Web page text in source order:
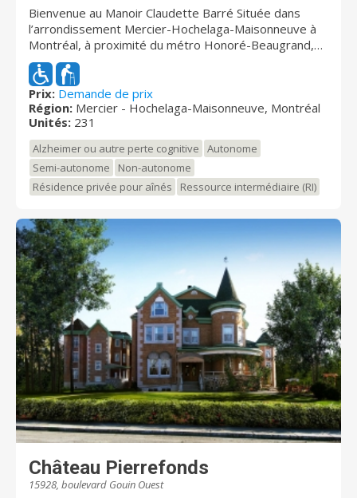
Bienvenue au Manoir Claudette Barré Située dans
l’arrondissement Mercier-Hochelaga-Maisonneuve à
Montréal, à proximité du métro Honoré-Beaugrand,
notre résidence pour ainés est le lieu idéal où vivre
votre retraite en toute tranquillité d’esprit. Au cœur de
nos priorités : votre bien-être, votre santé et votre
sécurité! Le Manoir Claudette Barré offre un chez-soi
moderne et de qualité aux personnes autonomes,
semi-autonomes ou atteintes de déficits cognitifs.
Composé d’un peu plus de 100 employés, notre
personnel a pour engagement d'aider et de servir les
résidents avec compréhension, cordialité et diligence,
dans un environnement stimulant et chaleureux.
Prix: Demande de prix
Région: Mercier - Hochelaga-Maisonneuve, Montréal
Unités: 231
Alzheimer ou autre perte cognitive
Autonome
Semi-autonome
Non-autonome
Résidence privée pour aînés
Ressource intermédiaire (RI)
Château Pierrefonds
15928, boulevard Gouin Ouest